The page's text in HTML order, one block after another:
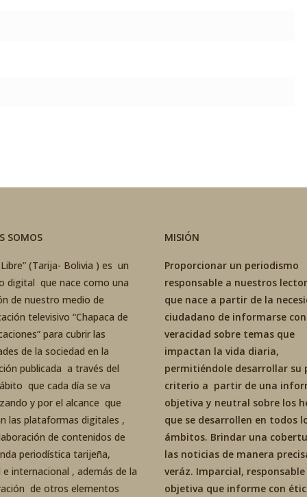
SOMOS
(Tarija- Bolivia ) es un
digital que nace como una
de nuestro medio de
televisivo “Chapaca de
para cubrir las
de la sociedad en la
publicada a través del
que cada día se va
y por el alcance que
las plataformas digitales ,
de contenidos de
periodística tarijeña,
e internacional , además de la
de otros elementos
MISIÓN
Proporcionar un periodismo
responsable a nuestros
que nace a partir de la
ciudadano de informarse con
veracidad sobre temas que
impactan la vida diaria,
permitiéndole desarrollar su
criterio a partir de una
objetiva y neutral sobre los
que se desarrollen en todos
ámbitos. Brindar una
las noticias de manera
veráz. Imparcial, responsable
objetiva que informe con